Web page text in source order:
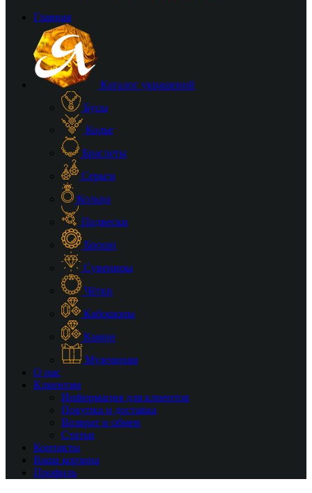
Главная
Каталог украшений
Бусы
Колье
Браслеты
Серьги
Кольца
Подвески
Броши
Сувениры
Чётки
Кабошоны
Камни
Мужчинам
О нас
Клиентам
Информация для клиентов
Покупка и доставка
Возврат и обмен
Статьи
Контакты
Ваша корзина
Профиль